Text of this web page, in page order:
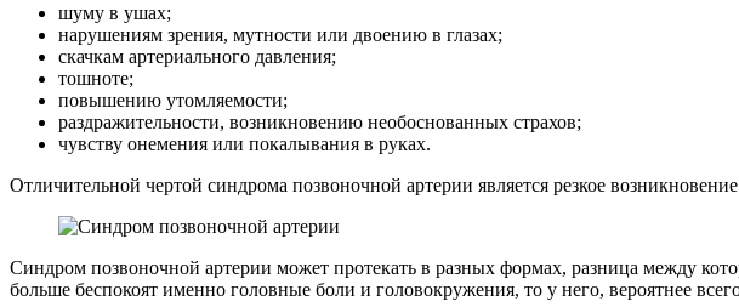
шуму в ушах;
нарушениям зрения, мутности или двоению в глазах;
скачкам артериального давления;
тошноте;
повышению утомляемости;
раздражительности, возникновению необоснованных страхов;
чувству онемения или покалывания в руках.
Отличительной чертой синдрома позвоночной артерии является резкое
Синдром позвоночной артерии может протекать в разных формах, разница между
больше беспокоят именно головные боли и головокружения, то у него, вероятнее